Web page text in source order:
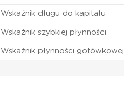
Wskaźnik długu do kapitału
Wskaźnik szybkiej płynności
Wskaźnik płynności gotówkowej